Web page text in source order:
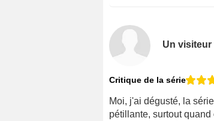
Un visiteur
Critique de la série
Moi, j'ai dégusté, la
pétillante, surtout